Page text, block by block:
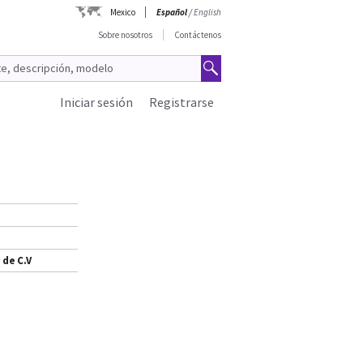
Mexico Español/English
Sobre nosotros
Contáctenos
Registrarse
Iniciar sesión
C.V